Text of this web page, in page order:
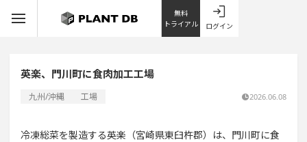
無料
トライアル
ログイン
英楽、門川町に食肉加工工場
九州/沖縄 工場 2026.06.08
冷凍総菜を製造する英楽（宮崎県東臼杵郡）は、門川町に食